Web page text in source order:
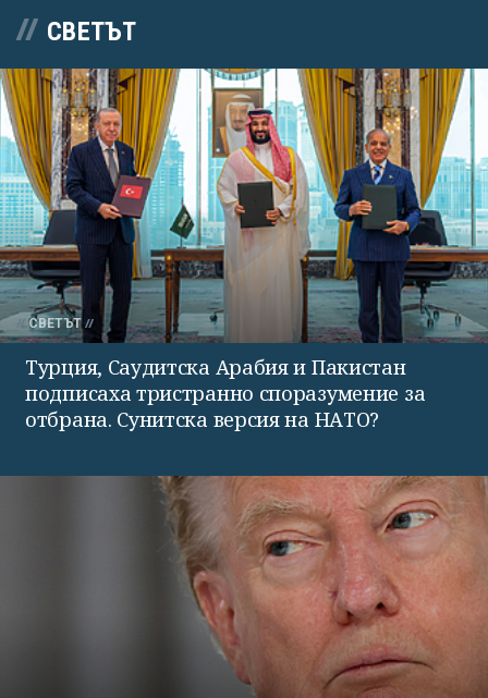
СВЕТЪТ
СВЕТЪТ
Турция, Саудитска Арабия и Пакистан
подписаха тристранно споразумение за
отбрана. Сунитска версия на НАТО?